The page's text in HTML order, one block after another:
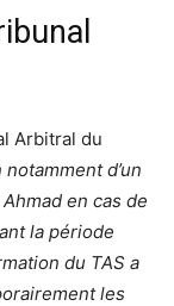
Arbitral du
d’un
en cas de
la période
du TAS a
les